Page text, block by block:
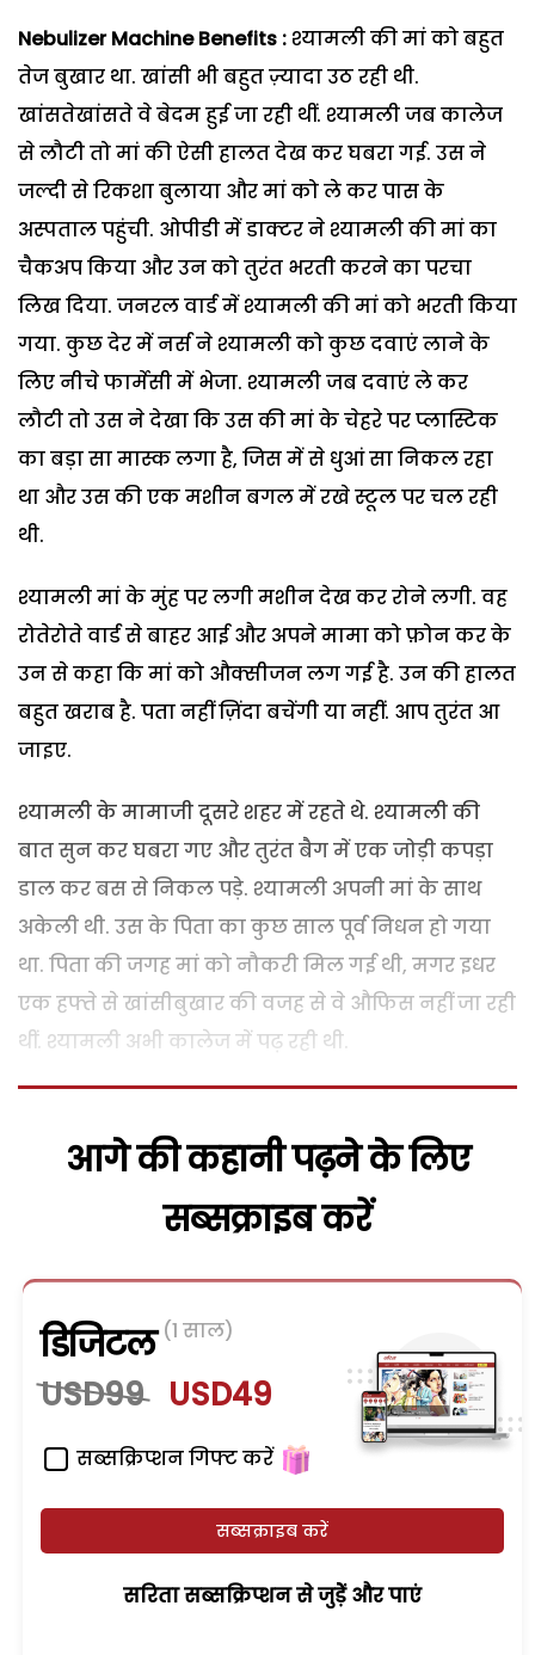
Nebulizer Machine Benefits : श्यामली की मां को बहुत
तेज बुखार था. खांसी भी बहुत ज़्यादा उठ रही थी.
खांसतेखांसते वे बेदम हुई जा रही थीं. श्यामली जब कालेज
से लौटी तो मां की ऐसी हालत देख कर घबरा गई. उस ने
जल्दी से रिकशा बुलाया और मां को ले कर पास के
अस्पताल पहुंची. ओपीडी में डाक्टर ने श्यामली की मां का
चैकअप किया और उन को तुरंत भरती करने का परचा
लिख दिया. जनरल वार्ड में श्यामली की मां को भरती किया
गया. कुछ देर में नर्स ने श्यामली को कुछ दवाएं लाने के
लिए नीचे फार्मेसी में भेजा. श्यामली जब दवाएं ले कर
लौटी तो उस ने देखा कि उस की मां के चेहरे पर प्लास्टिक
का बड़ा सा मास्क लगा है, जिस में से धुआं सा निकल रहा
था और उस की एक मशीन बगल में रखे स्टूल पर चल रही
थी.
श्यामली मां के मुंह पर लगी मशीन देख कर रोने लगी. वह
रोतेरोते वार्ड से बाहर आई और अपने मामा को फ़ोन कर के
उन से कहा कि मां को औक्सीजन लग गई है. उन की हालत
बहुत खराब है. पता नहीं ज़िंदा बचेंगी या नहीं. आप तुरंत आ
जाइए.
श्यामली के मामाजी दूसरे शहर में रहते थे. श्यामली की
बात सुन कर घबरा गए और तुरंत बैग में एक जोड़ी कपड़ा
डाल कर बस से निकल पड़े. श्यामली अपनी मां के साथ
अकेली थी. उस के पिता का कुछ साल पूर्व निधन हो गया
था. पिता की जगह मां को नौकरी मिल गई थी, मगर इधर
एक हफ्ते से खांसीबुखार की वजह से वे औफिस नहीं जा रही
थीं. श्यामली अभी कालेज में पढ़ रही थी.
आगे की कहानी पढ़ने के लिए
सब्सक्राइब करें
डिजिटल (1 साल)
USD99 USD49
सब्सक्रिप्शन गिफ्ट करें
सब्सक्राइब करें
सरिता सब्सक्रिप्शन से जुड़ेें और पाएं